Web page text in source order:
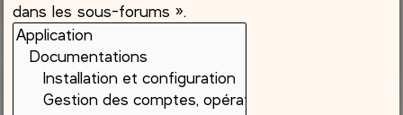
dans les sous-forums ».